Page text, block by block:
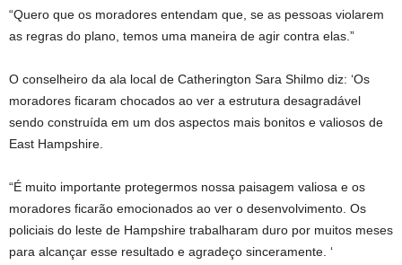
“Quero que os moradores entendam que, se as pessoas violarem
as regras do plano, temos uma maneira de agir contra elas.”
O conselheiro da ala local de Catherington Sara Shilmo diz: ‘Os
moradores ficaram chocados ao ver a estrutura desagradável
sendo construída em um dos aspectos mais bonitos e valiosos de
East Hampshire.
“É muito importante protegermos nossa paisagem valiosa e os
moradores ficarão emocionados ao ver o desenvolvimento. Os
policiais do leste de Hampshire trabalharam duro por muitos meses
para alcançar esse resultado e agradeço sinceramente. ‘